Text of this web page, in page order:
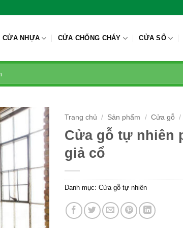
CỬA NHỰA CỬA CHỐNG CHÁY CỬA SỔ
Trang chủ / Sản phẩm / Cửa gỗ /
Cửa gỗ tự nhiên
giả cổ
Danh mục:Cửa gỗ tự nhiên